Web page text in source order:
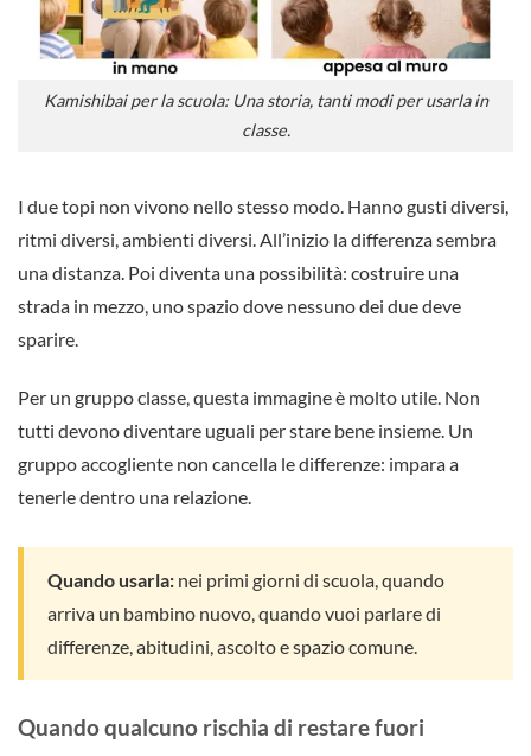
Kamishibai per la scuola: Una storia, tanti modi per usarla in
classe.
I due topi non vivono nello stesso modo. Hanno gusti diversi,
ritmi diversi, ambienti diversi. All’inizio la differenza sembra
una distanza. Poi diventa una possibilità: costruire una
strada in mezzo, uno spazio dove nessuno dei due deve
sparire.
Per un gruppo classe, questa immagine è molto utile. Non
tutti devono diventare uguali per stare bene insieme. Un
gruppo accogliente non cancella le differenze: impara a
tenerle dentro una relazione.
Quando usarla: nei primi giorni di scuola, quando
arriva un bambino nuovo, quando vuoi parlare di
differenze, abitudini, ascolto e spazio comune.
Quando qualcuno rischia di restare fuori